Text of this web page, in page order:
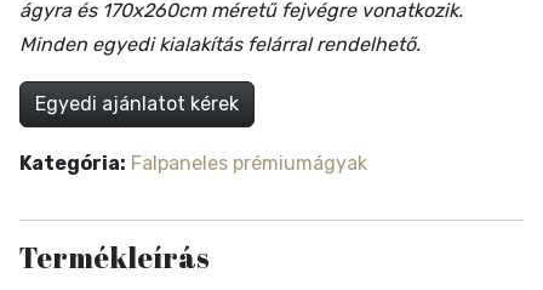
ágyra és 170x260cm méretű fejvégre vonatkozik.
Minden egyedi kialakítás felárral rendelhető.
Egyedi ajánlatot kérek
Kategória: Falpaneles prémiumágyak
Termékleírás